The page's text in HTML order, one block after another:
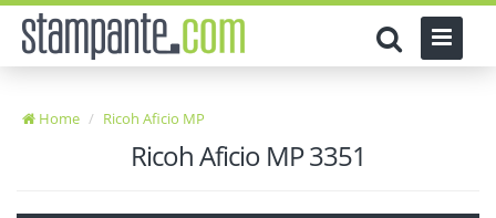
Home Ricoh Aficio MP
Ricoh Aficio MP 3351